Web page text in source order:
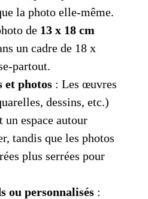
la photo elle-même.
de 13 x 18 cm
un cadre de 18 x
partout.
photos : Les œuvres
dessins, etc.)
un espace autour
tandis que les photos
plus serrées pour
ou personnalisés :